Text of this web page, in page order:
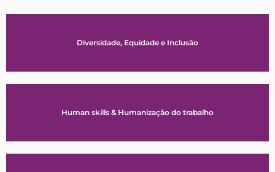
Diversidade, Equidade e Inclusão
Human skills & Humanização do trabalho